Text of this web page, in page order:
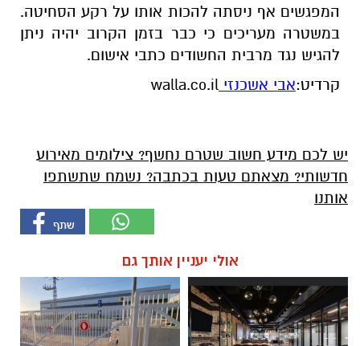
המפגשים אף ניסתה להכות אותו על רקע הסחיטה.
במשטרה מעריכים כי כבר בזמן הקרוב יהיה ניתן
להגיש נגד מרבית החשודים כתבי אישום.
קרדיט:אבי אשכנזי walla.co.il
יש לכם מידע חשוב שטרם נחשף? צילומים מאירוע
חדשותי? מצאתם טעות בכתבה? נשמח שתשתפו
אותנו
אולי יעניין אותך גם